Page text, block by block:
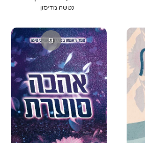
נטשה מדיסון
9